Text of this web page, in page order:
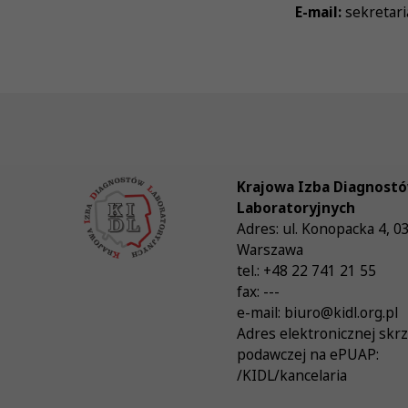
E-mail:
Krajowa Izba
Laboratoryjnych
Adres: ul. Konopacka 4,
Warszawa
tel.: +48 22 741 21 55
fax: ---
e-mail: biuro@kidl.org.pl
Adres elektronicznej
podawczej na ePUAP:
/KIDL/kancelaria